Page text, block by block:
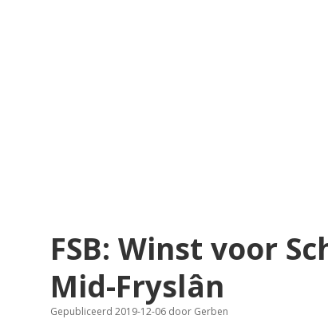
FSB: Winst voor
Mid-Fryslân
Gepubliceerd 2019-12-06 door Gerben